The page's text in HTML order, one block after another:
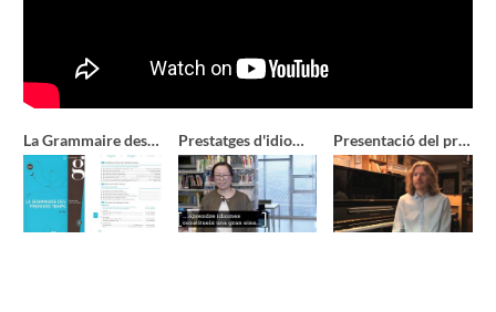
La Grammaire des premiers temps A1-A2 Prestatges d'idiomes Presentació del prestatge d'idiomes